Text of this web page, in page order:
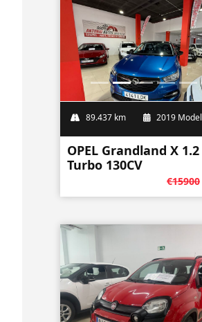
89.437 km 2019 Model
OPEL Grandland X 1.2
Turbo 130CV
€15900